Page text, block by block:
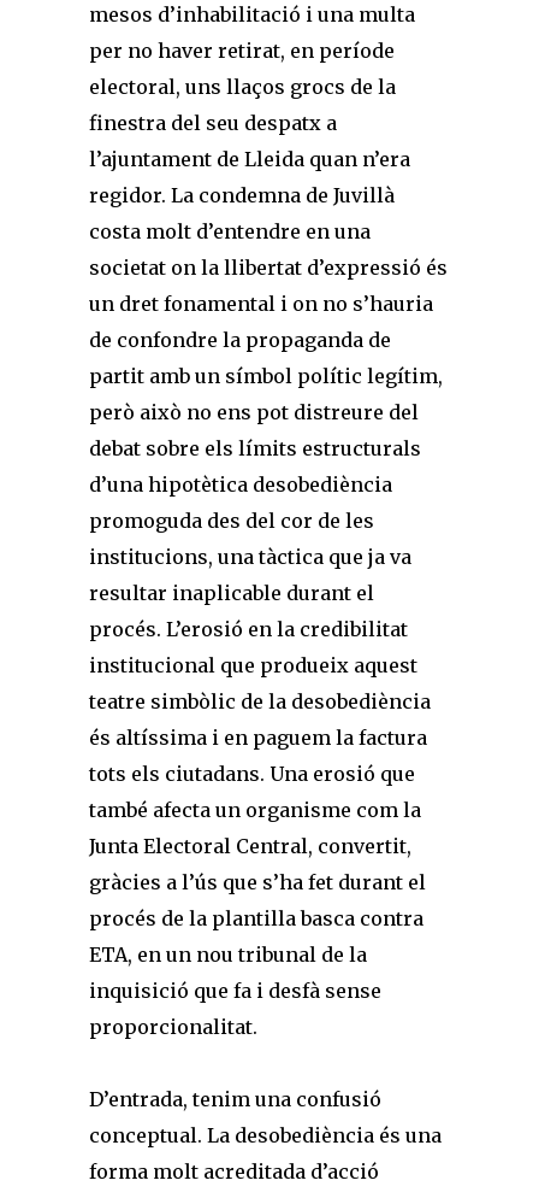
mesos d’inhabilitació i una multa
per no haver retirat, en període
electoral, uns llaços grocs de la
finestra del seu despatx a
l’ajuntament de Lleida quan n’era
regidor. La condemna de Juvillà
costa molt d’entendre en una
societat on la llibertat d’expressió és
un dret fonamental i on no s’hauria
de confondre la propaganda de
partit amb un símbol polític legítim,
però això no ens pot distreure del
debat sobre els límits estructurals
d’una hipotètica desobediència
promoguda des del cor de les
institucions, una tàctica que ja va
resultar inaplicable durant el
procés. L’erosió en la credibilitat
institucional que produeix aquest
teatre simbòlic de la desobediència
és altíssima i en paguem la factura
tots els ciutadans. Una erosió que
també afecta un organisme com la
Junta Electoral Central, convertit,
gràcies a l’ús que s’ha fet durant el
procés de la plantilla basca contra
ETA, en un nou tribunal de la
inquisició que fa i desfà sense
proporcionalitat.
D’entrada, tenim una confusió
conceptual. La desobediència és una
forma molt acreditada d’acció